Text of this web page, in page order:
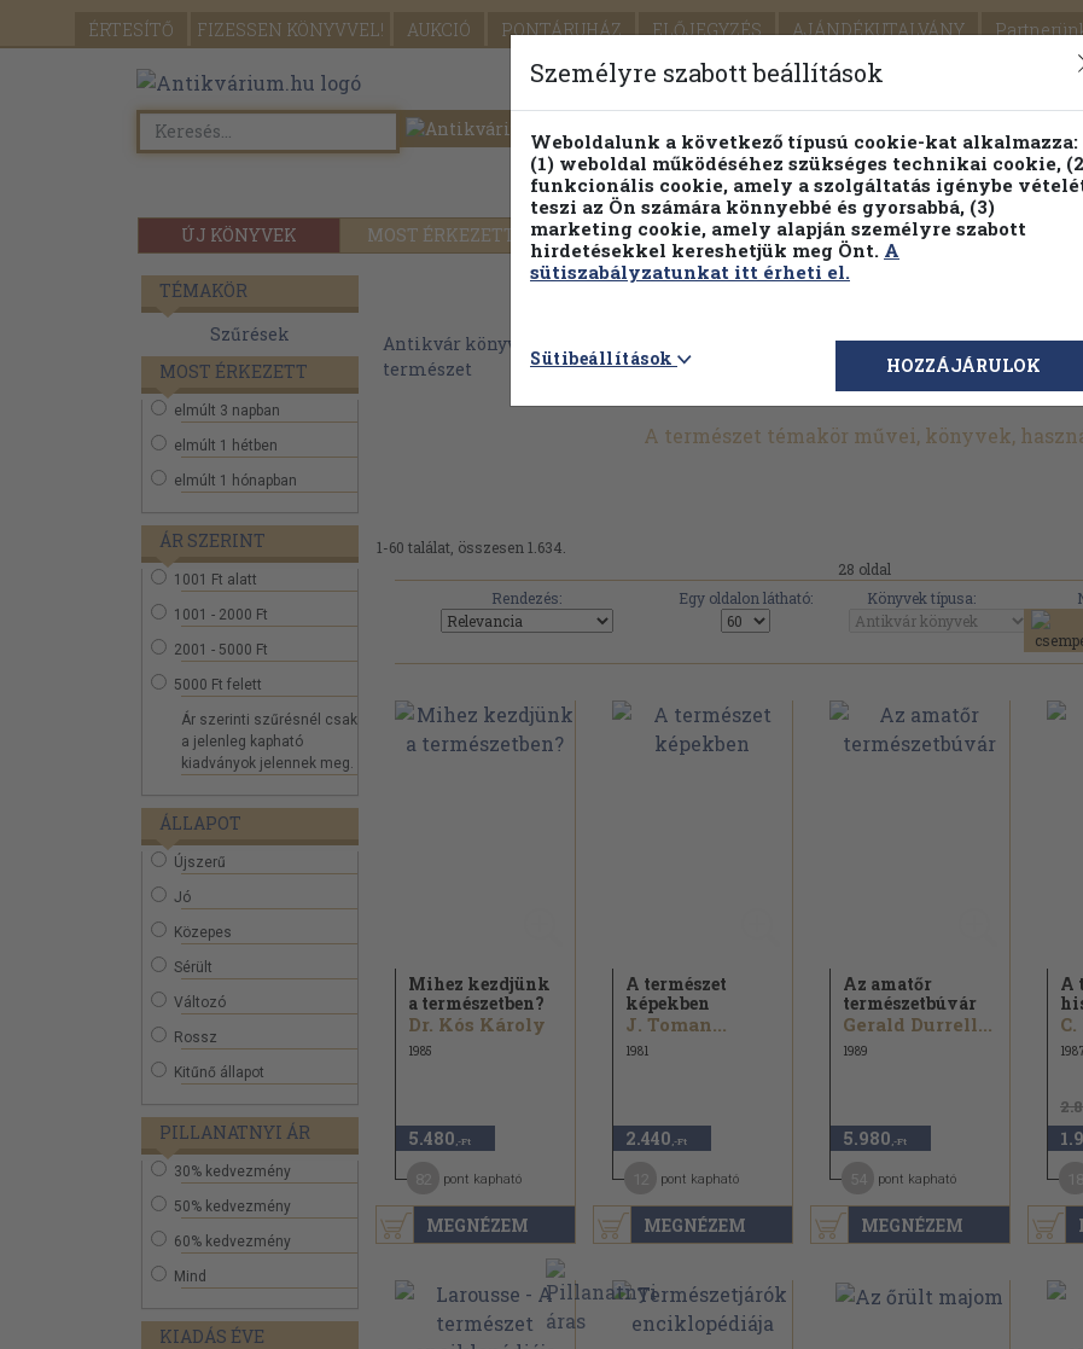
ÉRTESÍTŐ FIZESSEN KÖNYVVEL! AUKCIÓ PONTÁRUHÁZ ELŐJEGYZÉS AJÁNDÉKUTALVÁNY
SEGÍTSÉG
ÚJ KÖNYVEK MOST ÉRKEZETT PILLANATNYI ÁRAINK FENNTARTHATÓ
Részletes kereső Témaköri fa
TÉMAKÖR
Szűrések
MOST ÉRKEZETT
elmúlt 3 napban
elmúlt 1 hétben
elmúlt 1 hónapban
ÁR SZERINT
1001 Ft alatt
1001 - 2000 Ft
2001 - 5000 Ft
5000 Ft felett
Ár szerinti szűrésnél csak
a jelenleg kapható
kiadványok jelennek meg.
ÁLLAPOT
Újszerű
Jó
Közepes
Sérült
Változó
Rossz
Kitűnő állapot
PILLANATNYI ÁR
30% kedvezmény
50% kedvezmény
60% kedvezmény
Mind
KIADÁS ÉVE
Antikvár könyvek Általános természettudomány>A
természet
A természet témakör művei, könyvek,
1-60 találat, összesen 1.634.
28 oldal
Rendezés:
Egy oldalon látható: Könyvek típusa:
MEGNÉZEM
Mihez kezdjünk
a természetben?
Dr. Kós Károly
1985
5.480 ,-Ft
pont kapható
MEGNÉZEM
A természet
képekben
J. Toman...
1981
2.440 ,-Ft
pont kapható
MEGNÉZEM
Az amatőr
természetbúvár
Gerald Durrell...
1989
5.980 ,-Ft
pont kapható
A
Személyre szabott beállítások
Weboldalunk a következő típusú cookie-kat alkalmazza:
(1) weboldal működéséhez szükséges technikai cookie,
funkcionális cookie, amely a szolgáltatás igénybe
teszi az Ön számára könnyebbé és gyorsabbá, (3)
marketing cookie, amely alapján személyre szabott
hirdetésekkel kereshetjük meg Önt. A
sütiszabályzatunkat itt érheti el.
Sütibeállítások HOZZÁJÁRULOK